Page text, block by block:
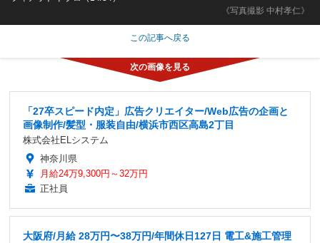
《写真撮影 中村孝仁》
この記事へ戻る
「27卒スピード内定」広告クリエイター/Web広告の企画と
画像制作/髪型・服装自由/横浜市西区高島2丁目
株式会社ELシステム
神奈川県
月給24万9,300円～32万円
正社員
大阪府/月給 28万円〜38万円/年間休日127日 電工&施工管理